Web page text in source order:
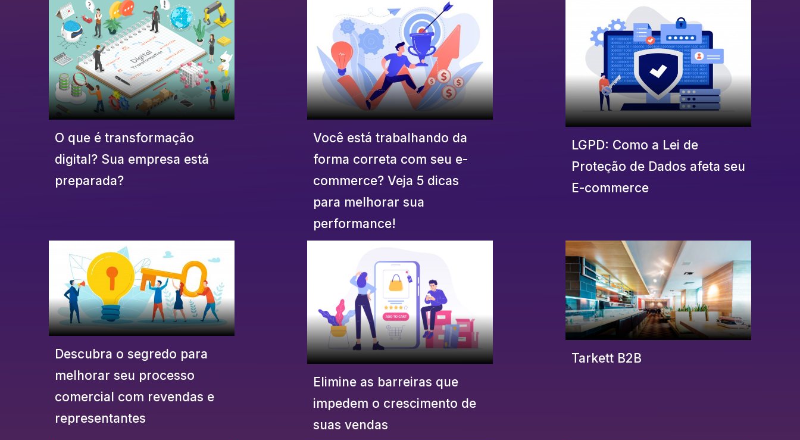
O que é transformação
digital? Sua empresa está
preparada?
Você está trabalhando da
forma correta com seu e-
commerce? Veja 5 dicas
para melhorar sua
performance!
LGPD: Como a Lei de
Proteção de Dados afeta seu
E-commerce
Descubra o segredo para
melhorar seu processo
comercial com revendas e
representantes
Elimine as barreiras que
impedem o crescimento de
suas vendas
Tarkett B2B